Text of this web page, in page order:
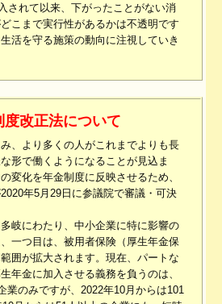
されて以来、下がったことがない消
こまで実行性があるかは不透明です
活を守る施策の動向に注視していき
度改正法について
、より多くの人がこれまでよりも長
形で働くようになることが見込ま
変化を年金制度に反映させるため、
年5月29日に参議院で審議・可決
岐にわたり、中小企業に特に影響の
一つ目は、被用者保険（厚生年金保
囲が拡大されます。現在、パートな
年金に加入させる義務を負うのは、
業のみですが、2022年10月からは101